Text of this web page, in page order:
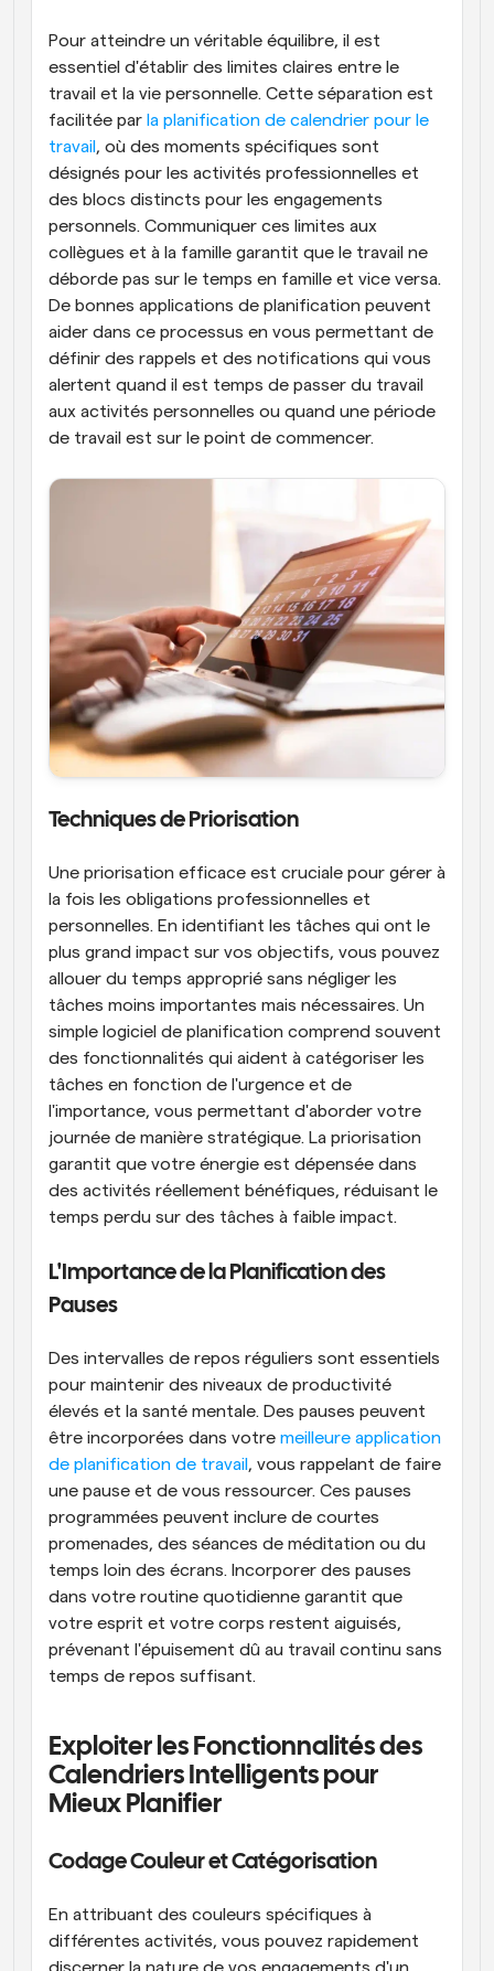
Pour atteindre un véritable équilibre, il est
essentiel d'établir des limites claires entre le
travail et la vie personnelle. Cette séparation est
facilitée par la planification de calendrier pour le
travail , où des moments spécifiques sont
désignés pour les activités professionnelles et
des blocs distincts pour les engagements
personnels. Communiquer ces limites aux
collègues et à la famille garantit que le travail ne
déborde pas sur le temps en famille et vice versa.
De bonnes applications de planification peuvent
aider dans ce processus en vous permettant de
définir des rappels et des notifications qui vous
alertent quand il est temps de passer du travail
aux activités personnelles ou quand une période
de travail est sur le point de commencer.
Techniques de Priorisation
Une priorisation efficace est cruciale pour gérer à
la fois les obligations professionnelles et
personnelles. En identifiant les tâches qui ont le
plus grand impact sur vos objectifs, vous pouvez
allouer du temps approprié sans négliger les
tâches moins importantes mais nécessaires. Un
simple logiciel de planification comprend souvent
des fonctionnalités qui aident à catégoriser les
tâches en fonction de l'urgence et de
l'importance, vous permettant d'aborder votre
journée de manière stratégique. La priorisation
garantit que votre énergie est dépensée dans
des activités réellement bénéfiques, réduisant le
temps perdu sur des tâches à faible impact.
L'Importance de la Planification des
Pauses
Des intervalles de repos réguliers sont essentiels
pour maintenir des niveaux de productivité
élevés et la santé mentale. Des pauses peuvent
être incorporées dans votre meilleure application
de planification de travail , vous rappelant de faire
une pause et de vous ressourcer. Ces pauses
programmées peuvent inclure de courtes
promenades, des séances de méditation ou du
temps loin des écrans. Incorporer des pauses
dans votre routine quotidienne garantit que
votre esprit et votre corps restent aiguisés,
prévenant l'épuisement dû au travail continu sans
temps de repos suffisant.
Exploiter les Fonctionnalités des
Calendriers Intelligents pour
Mieux Planifier
Codage Couleur et Catégorisation
En attribuant des couleurs spécifiques à
différentes activités, vous pouvez rapidement